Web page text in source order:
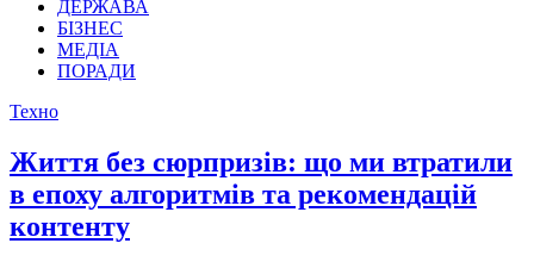
ДЕРЖАВА
БІЗНЕС
МЕДІА
ПОРАДИ
Техно
Життя без сюрпризів: що ми втратили
в епоху алгоритмів та рекомендацій
контенту